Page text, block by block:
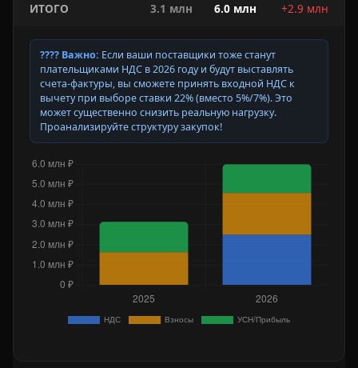
ИТОГО 3.1 млн 6.0 млн +2.9 млн
???? Важно: Если ваши поставщики тоже станут
плательщиками НДС в 2026 году и будут выставлять
счета-фактуры, вы сможете принять входной НДС к
вычету при выборе ставки 22% (вместо 5%/7%). Это
может существенно снизить реальную нагрузку.
Проанализируйте структуру закупок!